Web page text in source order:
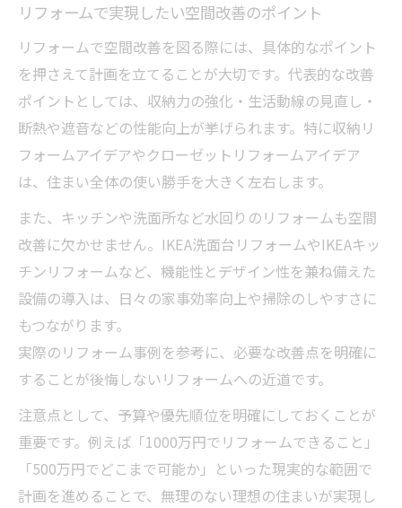
リフォームで実現したい空間改善のポイント
リフォームで空間改善を図る際には、具体的なポイント
を押さえて計画を立てることが大切です。代表的な改善
ポイントとしては、収納力の強化・生活動線の見直し・
断熱や遮音などの性能向上が挙げられます。特に収納リ
フォームアイデアやクローゼットリフォームアイデア
は、住まい全体の使い勝手を大きく左右します。
また、キッチンや洗面所など水回りのリフォームも空間
改善に欠かせません。IKEA洗面台リフォームやIKEAキッ
チンリフォームなど、機能性とデザイン性を兼ね備えた
設備の導入は、日々の家事効率向上や掃除のしやすさに
もつながります。
実際のリフォーム事例を参考に、必要な改善点を明確に
することが後悔しないリフォームへの近道です。
注意点として、予算や優先順位を明確にしておくことが
重要です。例えば「1000万円でリフォームできること」
「500万円でどこまで可能か」といった現実的な範囲で
計画を進めることで、無理のない理想の住まいが実現し